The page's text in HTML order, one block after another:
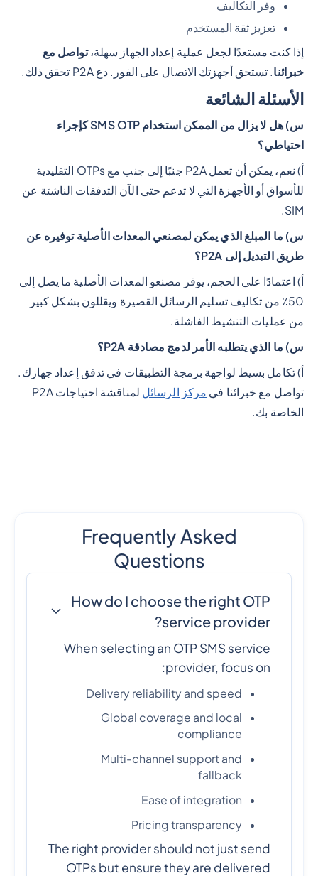
وفر التكاليف
تعزيز ثقة المستخدم
إذا كنت مستعدًا لجعل عملية إعداد الجهاز سهلة،تواصل مع
خبرائنا. تستحق أجهزتك الاتصال على الفور. دع P2A تحقق ذلك.
الأسئلة الشائعة
س) هل لا يزال من الممكن استخدام SMS OTP كإجراء
احتياطي؟
أ) نعم، يمكن أن تعمل P2A جنبًا إلى جنب مع OTPs التقليدية
للأسواق أو الأجهزة التي لا تدعم حتى الآن التدفقات الناشئة عن
SIM.
س) ما المبلغ الذي يمكن لمصنعي المعدات الأصلية توفيره عن
طريق التبديل إلى P2A؟
أ) اعتمادًا على الحجم، يوفر مصنعو المعدات الأصلية ما يصل إلى
50٪ من تكاليف تسليم الرسائل القصيرة ويقللون بشكل كبير
من عمليات التنشيط الفاشلة.
س) ما الذي يتطلبه الأمر لدمج مصادقة P2A؟
أ) تكامل بسيط لواجهة برمجة التطبيقات في تدفق إعداد جهازك.
تواصل مع خبرائنا في مركز الرسائل
لمناقشة احتياجات P2A
الخاصة بك.
Frequently Asked
Questions
How do I choose the right OTP
service provider?
When selecting an OTP SMS service
provider, focus on:
Delivery reliability and speed
Global coverage and local
compliance
Multi-channel support and
fallback
Ease of integration
Pricing transparency
The right provider should not just send
OTPs but ensure they are delivered